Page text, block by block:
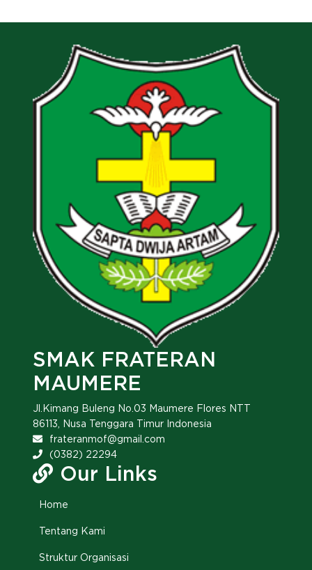
SMAK FRATERAN
MAUMERE
Jl.Kimang Buleng No.03 Maumere Flores NTT
86113, Nusa Tenggara Timur Indonesia
frateranmof@gmail.com
(0382) 22294
Our Links
Home
Tentang Kami
Struktur Organisasi